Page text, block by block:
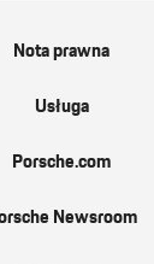
Nota prawna
Usługa
Porsche.com
Newsroom